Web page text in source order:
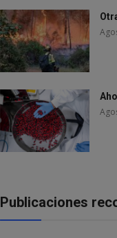
Publicaciones